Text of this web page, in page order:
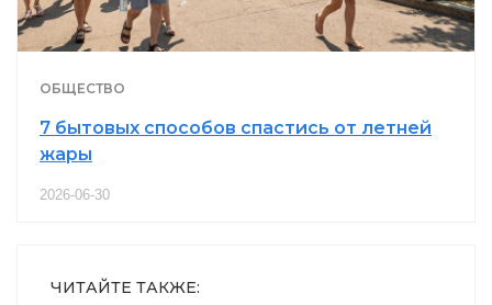
ОБЩЕСТВО
7 бытовых способов спастись от летней
жары
2026-06-30
ЧИТАЙТЕ ТАКЖЕ: